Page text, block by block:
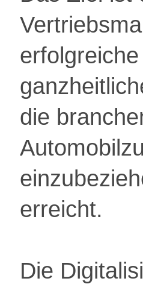
die
erreicht.
Die